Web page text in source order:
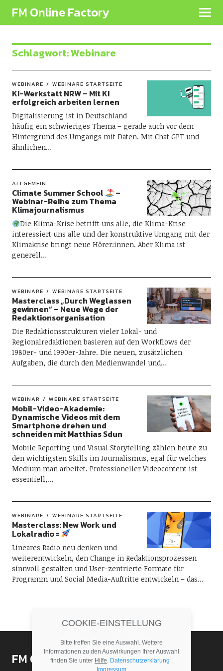
FM Online Factory
Schlagwort:Webinare
WEBINARE WEBINARE STARTSEITE
KI-Werkstatt NRW – Mit KI
erfolgreich arbeiten lernen
Digitalisierung ist in Deutschland
häufig ein schwieriges Thema – gerade auch vor dem
Hintergrund des Umgangs mit Daten. Mit Chat GPT und
ähnlichen…
ALLGEMEIN
Climate Summer School –
Webinar-Reihe zum Thema
Klimajournalismus
Die Klima-Krise betrifft uns alle, die Klima-Krise
interessiert uns alle und der konstruktive Umgang mit der
Klimakrise bringt neue Hörer:innen. Aber Klima ist
generell…
WEBINARE WEBINARE STARTSEITE
Masterclass „Durch Weglassen
gewinnen“ – Neue Wege der
Redaktionsorganisation
Die Redaktionsstrukturen vieler Lokal- und
Regionalredaktionen basieren auf den Workflows der
1980er- und 1990er-Jahre. Die neuen, zusätzlichen
Aufgaben, die durch den Medienwandel und…
WEBINAR WEBINARE STARTSEITE
Mobil-Video-Akademie:
Dynamische Videos mit dem
Smartphone drehen und
schneiden mit Matthias Sdun
Mobile Reporting und Visual Storytelling zählen heute zu
den wichtigsten Skills im Journalismus, egal für welches
Medium man arbeitet. Professioneller Videocontent ist
essentiell,…
WEBINARE WEBINARE STARTSEITE
Masterclass: New Work und
Lokalradio =
Lineares Radio neu denken und
weiterentwickeln, den Change in Redaktionsprozessen
sinnvoll gestalten und User-zentrierte Formate für
Programm und Social Media-Auftritte entwickeln – das…
FM Online Factory
COOKIE-EINSTELLUNG
Bitte treffen Sie eine Auswahl. Weitere
Informationen zu den Auswirkungen Ihrer Auswahl
finden Sie unter Hilfe. Datenschutzerklärung
Impressum